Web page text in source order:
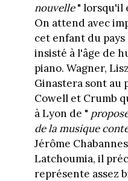
nouvelle" lorsqu'il
On attend avec
cet enfant du
insisté à l'âge de
piano. Wagner,
Ginastera sont au
Cowell et Crumb
à Lyon de "
de la musique
Jérôme
Latchoumia, il
représente assez